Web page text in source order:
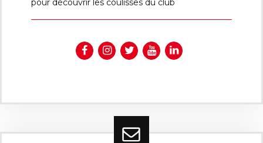
pour découvrir les coulisses du club